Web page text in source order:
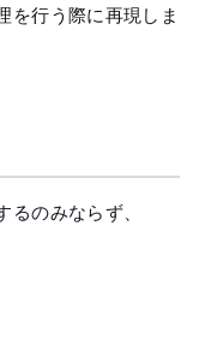
を行う際に再現しま
のみならず、